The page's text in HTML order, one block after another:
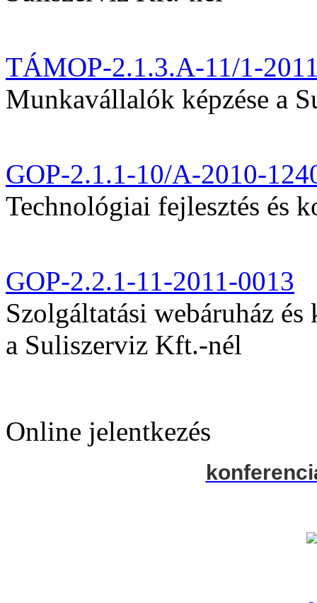
TÁMOP-2.1.3.A-11/1-
Munkavállalók képzése a
GOP-2.1.1-10/A-2010-
Technológiai fejlesztés és
GOP-2.2.1-11-2011-0013
Szolgáltatási webáruház
a Suliszerviz Kft.-nél
Online jelentkezés